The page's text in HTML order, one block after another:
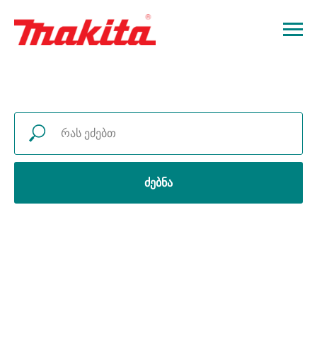
ძებნა